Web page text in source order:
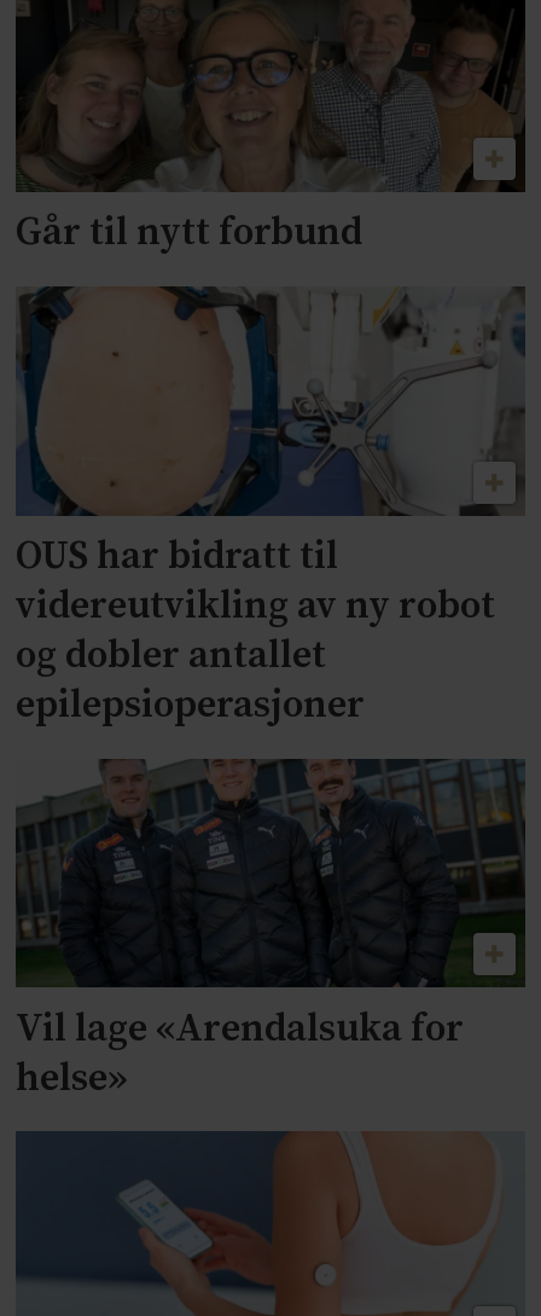
Går til nytt forbund
OUS har bidratt til
videreutvikling av ny robot
og dobler antallet
epilepsioperasjoner
Vil lage «Arendalsuka for
helse»